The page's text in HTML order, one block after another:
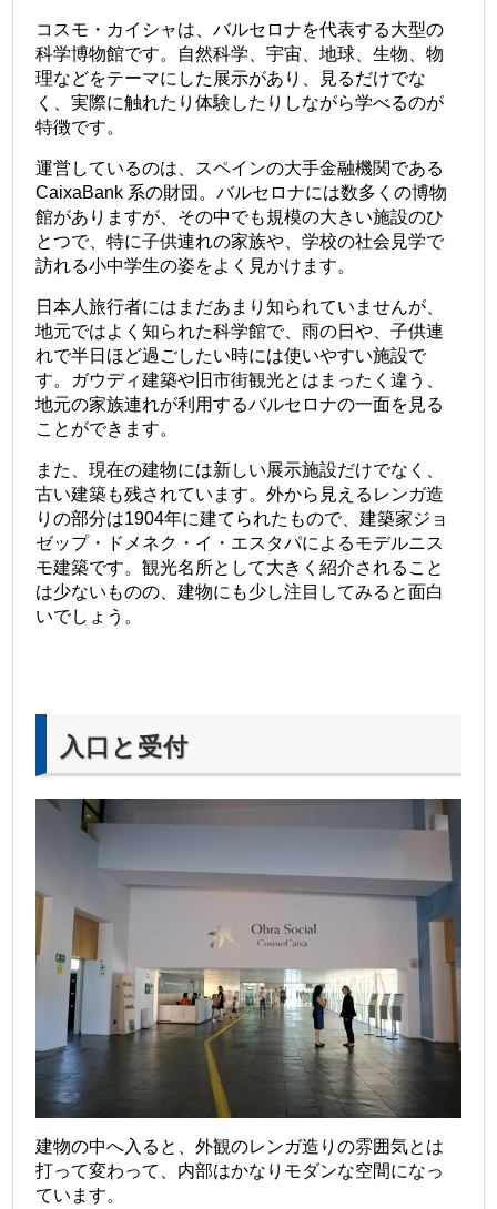
コスモ・カイシャは、バルセロナを代表する大型の
科学博物館です。自然科学、宇宙、地球、生物、物
理などをテーマにした展示があり、見るだけでな
く、実際に触れたり体験したりしながら学べるのが
特徴です。
運営しているのは、スペインの大手金融機関である
CaixaBank 系の財団。バルセロナには数多くの博物
館がありますが、その中でも規模の大きい施設のひ
とつで、特に子供連れの家族や、学校の社会見学で
訪れる小中学生の姿をよく見かけます。
日本人旅行者にはまだあまり知られていませんが、
地元ではよく知られた科学館で、雨の日や、子供連
れで半日ほど過ごしたい時には使いやすい施設で
す。ガウディ建築や旧市街観光とはまったく違う、
地元の家族連れが利用するバルセロナの一面を見る
ことができます。
また、現在の建物には新しい展示施設だけでなく、
古い建築も残されています。外から見えるレンガ造
りの部分は1904年に建てられたもので、建築家ジョ
ゼップ・ドメネク・イ・エスタパによるモデルニス
モ建築です。観光名所として大きく紹介されること
は少ないものの、建物にも少し注目してみると面白
いでしょう。
入口と受付
建物の中へ入ると、外観のレンガ造りの雰囲気とは
打って変わって、内部はかなりモダンな空間になっ
ています。